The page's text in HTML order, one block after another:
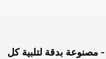
بدقة لتلبية كل